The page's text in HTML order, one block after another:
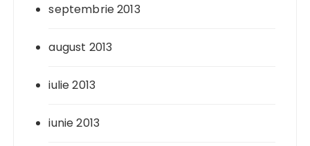
septembrie 2013
august 2013
iulie 2013
iunie 2013